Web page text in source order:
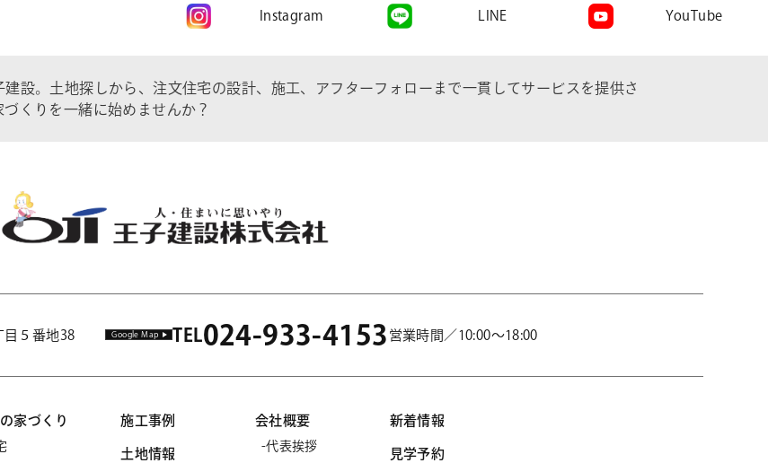
Instagram LINE YouTube
設。土地探しから、注文住宅の設計、施工、アフターフォローまで一貫してサービスを提供さ
くりを一緒に始めませんか？
目５番地38 Google Map TEL024-933-4153 営業時間／10:00～18:00
家づくり 施工事例
土地情報
会社概要
代表挨拶
新着情報
見学予約